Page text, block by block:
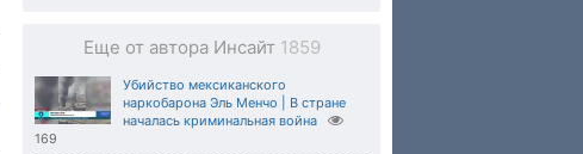
Еще от автора Инсайт 1859
Убийство мексиканского
наркобарона Эль Менчо | В стране
началась криминальная война
169